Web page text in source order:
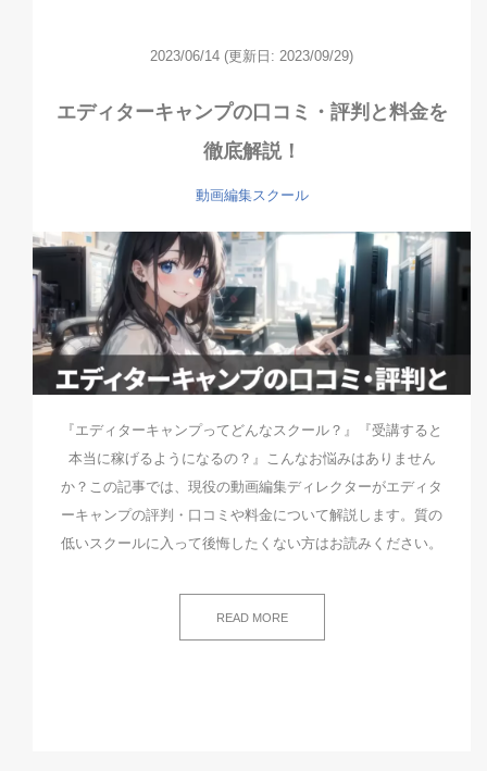
2023/06/14 (更新日: 2023/09/29)
エディターキャンプの口コミ・評判と料金を
徹底解説！
動画編集スクール
『エディターキャンプってどんなスクール？』『受講すると
本当に稼げるようになるの？』こんなお悩みはありません
か？この記事では、現役の動画編集ディレクターがエディタ
ーキャンプの評判・口コミや料金について解説します。質の
低いスクールに入って後悔したくない方はお読みください。
READ MORE